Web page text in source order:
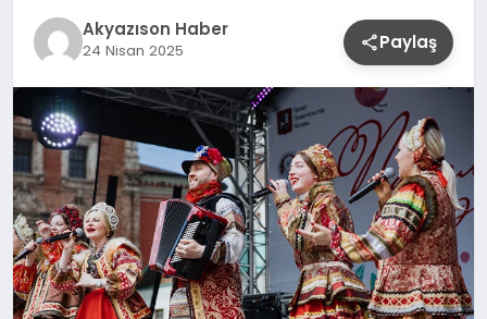
YAŞAM
Akyazıson Haber
24 Nisan 2025 Paylaş